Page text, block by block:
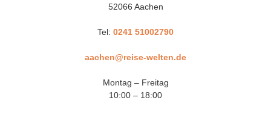
52066 Aachen
Tel: 0241 51002790
aachen@reise-welten.de
Montag – Freitag
10:00 – 18:00